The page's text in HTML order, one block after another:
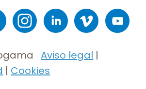
Imaxe Imaxe Imaxe Imaxe
Aviso legal |
| Cookies